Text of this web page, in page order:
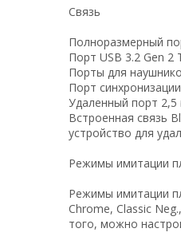
Связь
Полноразмерный
Порт USB 3.2 Gen 2
Порты для
Порт
Удаленный порт 2,5
Встроенная связь
устройство для
Режимы имитации
Режимы имитации
Chrome, Classic
того, можно